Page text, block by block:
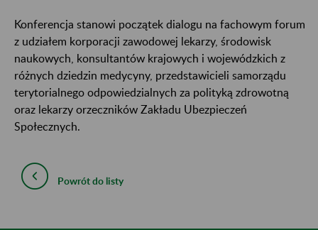
Konferencja stanowi początek dialogu na fachowym forum
z udziałem korporacji zawodowej lekarzy, środowisk
naukowych, konsultantów krajowych i wojewódzkich z
różnych dziedzin medycyny, przedstawicieli samorządu
terytorialnego odpowiedzialnych za polityką zdrowotną
oraz lekarzy orzeczników Zakładu Ubezpieczeń
Społecznych.
Powrót do listy